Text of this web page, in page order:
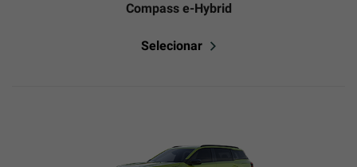
Compass e-Hybrid
Selecionar